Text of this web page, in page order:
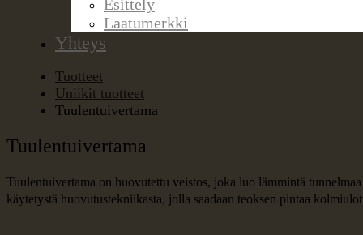
Esittely
Laatumerkki
Yhteys
Tuotteet
Uniikit tuotteet
Tuulentuivertama
Tuulentuivertama
Tuulentuivertama on huovutettu veistos, joka luo lämmintä
käytetystä huovutustekniikasta, jolla saadaan teoksen pintaa